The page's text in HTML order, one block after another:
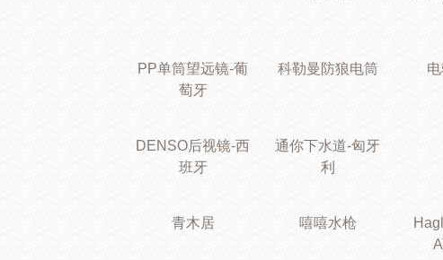
PP单筒望远镜-葡
萄牙
科勒曼防狼电筒
DENSO后视镜-西
班牙
通你下水道-匈牙
利
青木居 嘻嘻水枪